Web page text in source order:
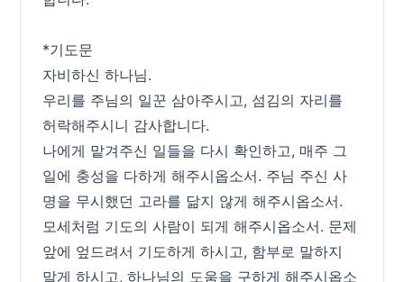
*기도문
자비하신 하나님.
우리를 주님의 일꾼 삼아주시고, 섬김의 자리를
허락해주시니 감사합니다.
나에게 맡겨주신 일들을 다시 확인하고, 매주 그
일에 충성을 다하게 해주시옵소서. 주님 주신 사
명을 무시했던 고라를 닮지 않게 해주시옵소서.
모세처럼 기도의 사람이 되게 해주시옵소서. 문제
앞에 엎드려서 기도하게 하시고, 함부로 말하지
말게 하시고, 하나님의 도움을 구하게 해주시옵소